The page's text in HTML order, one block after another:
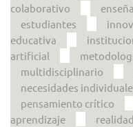
colaborativo
enseña
estudiantes
educativa
artificial
multidisciplinario
necesidades
pensamiento crítico
aprendizaje